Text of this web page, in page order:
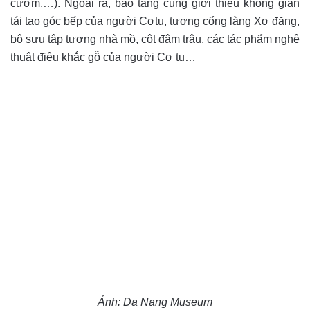
cườm,…). Ngoài ra, bảo tàng cũng giới thiệu không gian
tái tạo góc bếp của người Cơtu, tượng cổng làng Xơ đăng,
bộ sưu tập tượng nhà mồ, cột đâm trâu, các tác phẩm nghệ
thuật điêu khắc gỗ của người Cơ tu…
Ảnh: Da Nang Museum